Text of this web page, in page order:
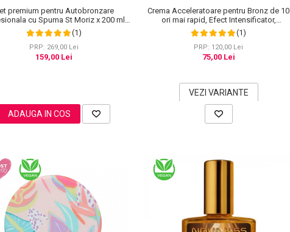
premium pentru Autobronzare
cu Spuma St Moriz x 200 ml,
cu Sidef Auriu NOVA KISS®
x 50 ml si Manusa
(1)
PRP: 269,00 Lei
159,00 Lei
ADAUGA IN COS
Crema Acceleratoare pentru Bronz de 10
ori mai rapid, Efect Intensificator,
Ingrediente 100% Naturale, Sefudun, 100 g
(1)
PRP: 120,00 Lei
75,00 Lei
VEZI VARIANTE